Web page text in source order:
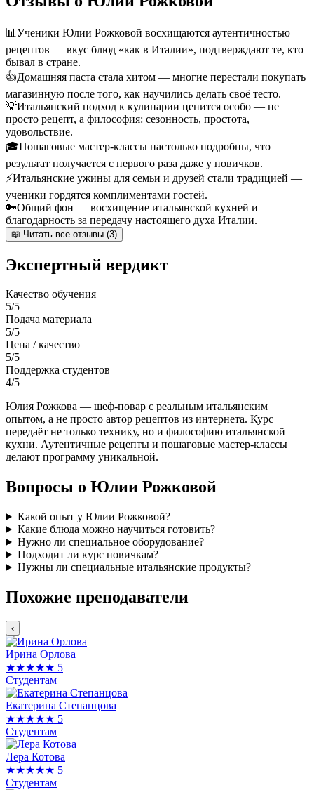
📊 Ученики Юлии Рожковой восхищаются аутентичностью
рецептов — вкус блюд «как в Италии», подтверждают те, кто
бывал в стране.
👍Домашняя паста стала хитом — многие перестали покупать
магазинную после того, как научились делать своё тесто.
💡Итальянский подход к кулинарии ценится особо — не
просто рецепт, а философия: сезонность, простота,
удовольствие.
🎓Пошаговые мастер-классы настолько подробны, что
результат получается с первого раза даже у новичков.
⚡Итальянские ужины для семьи и друзей стали традицией —
ученики гордятся комплиментами гостей.
🔑Общий фон — восхищение итальянской кухней и
благодарность за передачу настоящего духа Италии.
📖 Читать все отзывы (3)
Экспертный вердикт
Качество обучения
5/5
Подача материала
5/5
Цена / качество
5/5
Поддержка студентов
4/5
Юлия Рожкова — шеф-повар с реальным итальянским
опытом, а не просто автор рецептов из интернета. Курс
передаёт не только технику, но и философию итальянской
кухни. Аутентичные рецепты и пошаговые мастер-классы
делают программу уникальной.
Вопросы о Юлии Рожковой
Какой опыт у Юлии Рожковой?
Какие блюда можно научиться готовить?
Нужно ли специальное оборудование?
Подходит ли курс новичкам?
Нужны ли специальные итальянские продукты?
Похожие преподаватели
‹
Ирина Орлова
★★★★★ 5
Студентам
Екатерина Степанцова
★★★★★ 5
Студентам
Лера Котова
★★★★★ 5
Студентам